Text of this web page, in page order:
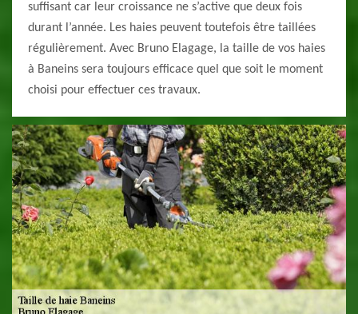
suffisant car leur croissance ne s’active que deux fois
durant l’année. Les haies peuvent toutefois être taillées
régulièrement. Avec Bruno Elagage, la taille de vos haies
à Baneins sera toujours efficace quel que soit le moment
choisi pour effectuer ces travaux.